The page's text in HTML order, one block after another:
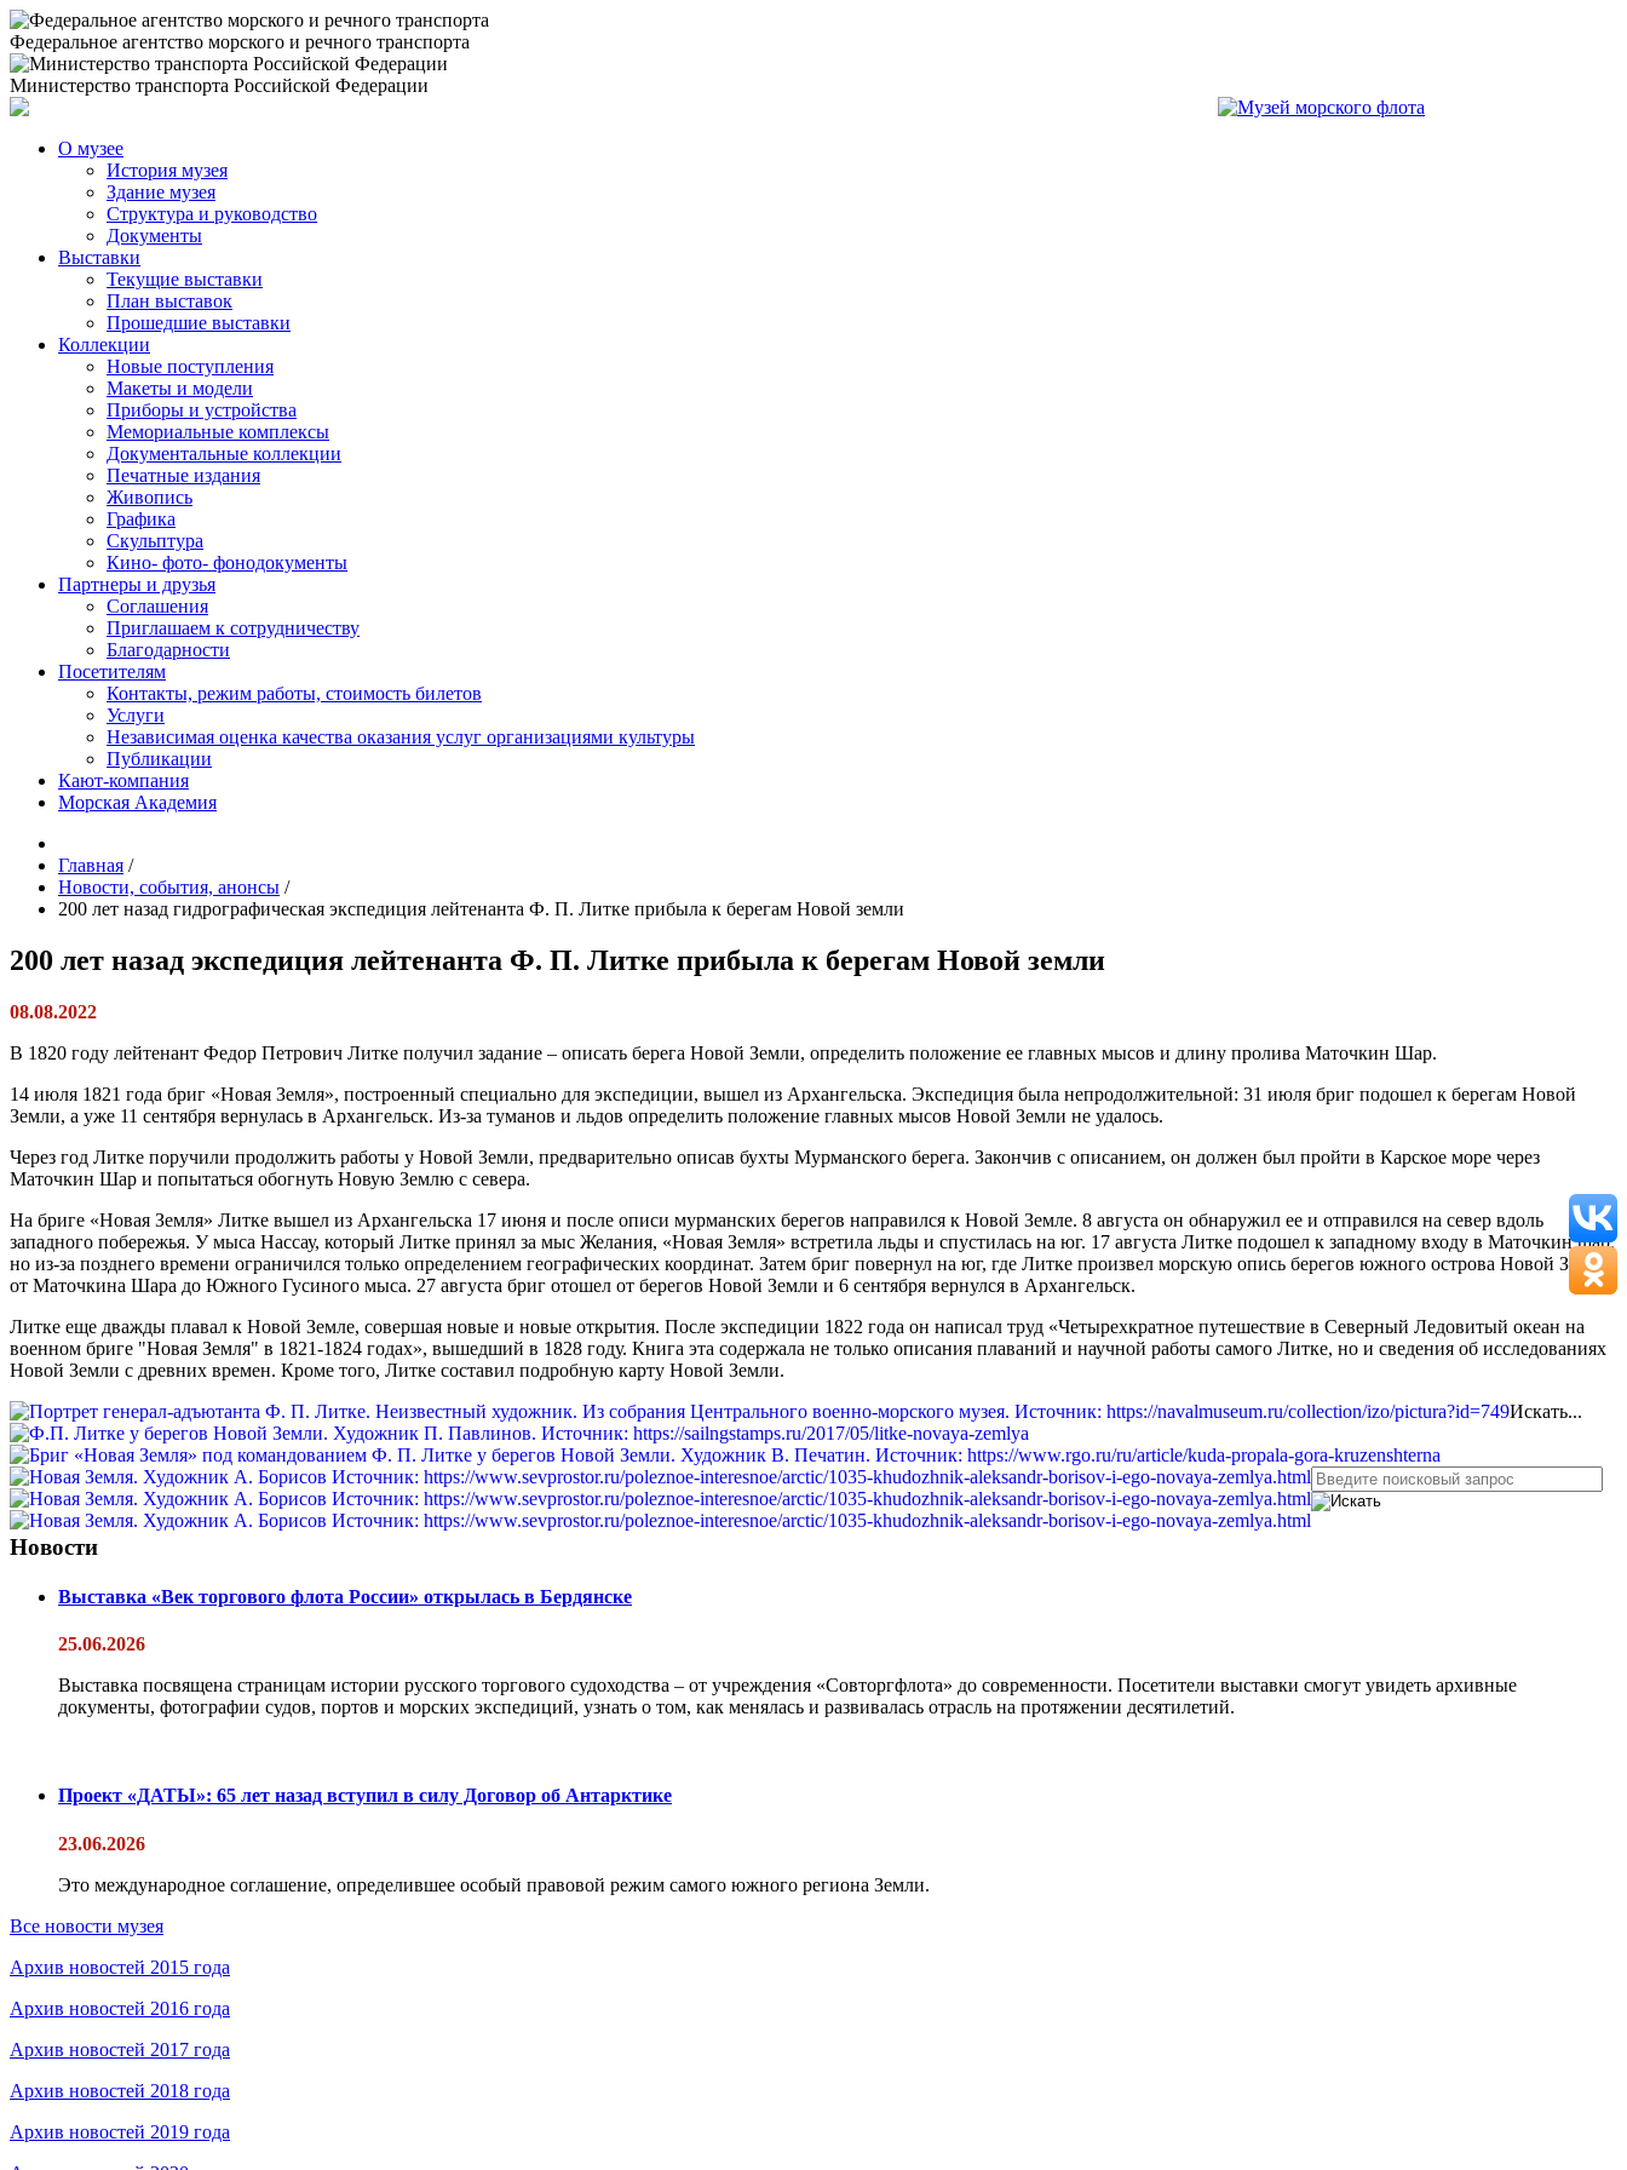
Федеральное агентство морского и речного транспорта
Министерство транспорта Российской Федерации
О музее
История музея
Здание музея
Структура и руководство
Документы
Выставки
Текущие выставки
План выставок
Прошедшие выставки
Коллекции
Новые поступления
Макеты и модели
Приборы и устройства
Мемориальные комплексы
Документальные коллекции
Печатные издания
Живопись
Графика
Скульптура
Кино- фото- фонодокументы
Партнеры и друзья
Соглашения
Приглашаем к сотрудничеству
Благодарности
Посетителям
Контакты, режим работы, стоимость билетов
Услуги
Независимая оценка качества оказания услуг организациями культуры
Публикации
Кают-компания
Морская Академия
Главная /
Новости, события, анонсы /
200 лет назад гидрографическая экспедиция лейтенанта Ф. П. Литке прибыла к берегам Новой земли
200 лет назад экспедиция лейтенанта Ф. П. Литке прибыла к берегам Новой земли
08.08.2022
В 1820 году лейтенант Федор Петрович Литке получил задание – описать берега Новой Земли, определить положение ее главных мысов и длину пролива Маточкин Шар.
14 июля 1821 года бриг «Новая Земля», построенный специально для экспедиции, вышел из Архангельска. Экспедиция была непродолжительной: 31 июля бриг подошел к берегам Новой
Земли, а уже 11 сентября вернулась в Архангельск. Из-за туманов и льдов определить положение главных мысов Новой Земли не удалось.
Через год Литке поручили продолжить работы у Новой Земли, предварительно описав бухты Мурманского берега. Закончив с описанием, он должен был пройти в Карское море через
Маточкин Шар и попытаться обогнуть Новую Землю с севера.
На бриге «Новая Земля» Литке вышел из Архангельска 17 июня и после описи мурманских берегов направился к Новой Земле. 8 августа он обнаружил ее и отправился на север вдоль
западного побережья. У мыса Нассау, который Литке принял за мыс Желания, «Новая Земля» встретила льды и спустилась на юг. 17 августа Литке подошел к западному входу в Маточкин шар,
но из-за позднего времени ограничился только определением географических координат. Затем бриг повернул на юг, где Литке произвел морскую опись берегов южного острова Новой Земли
от Маточкина Шара до Южного Гусиного мыса. 27 августа бриг отошел от берегов Новой Земли и 6 сентября вернулся в Архангельск.
Литке еще дважды плавал к Новой Земле, совершая новые и новые открытия. После экспедиции 1822 года он написал труд «Четырехкратное путешествие в Северный Ледовитый океан на
военном бриге "Новая Земля" в 1821-1824 годах», вышедший в 1828 году. Книга эта содержала не только описания плаваний и научной работы самого Литке, но и сведения об исследованиях
Новой Земли с древних времен. Кроме того, Литке составил подробную карту Новой Земли.
Искать...
Новости
Выставка «Век торгового флота России» открылась в Бердянске
25.06.2026
Выставка посвящена страницам истории русского торгового судоходства – от учреждения «Совторгфлота» до современности. Посетители выставки смогут увидеть архивные
документы, фотографии судов, портов и морских экспедиций, узнать о том, как менялась и развивалась отрасль на протяжении десятилетий.
Проект «ДАТЫ»: 65 лет назад вступил в силу Договор об Антарктике
23.06.2026
Это международное соглашение, определившее особый правовой режим самого южного региона Земли.
Все новости музея
Архив новостей 2015 года
Архив новостей 2016 года
Архив новостей 2017 года
Архив новостей 2018 года
Архив новостей 2019 года